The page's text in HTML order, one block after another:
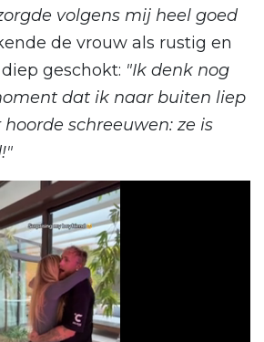
volgens mij heel goed
de vrouw als rustig en
geschokt: "Ik denk nog
dat ik naar buiten liep
schreeuwen: ze is